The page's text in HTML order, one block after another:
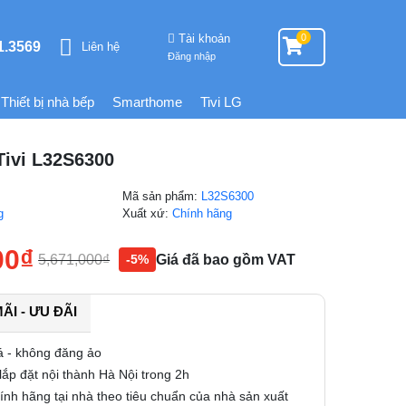
Liên hệ
Tài khoản
Đăng nhập
0
Thiết bị nhà bếp Smarthome Tivi LG
L32S6300
Mã sản phẩm:
L32S6300
Xuất xứ:Chính hãng
₫ 5,671,000₫ -5% Giá đã bao gồm VAT
- ƯU ĐÃI
- không đăng ảo
đặt nội thành Hà Nội trong 2h
hãng tại nhà theo tiêu chuẩn của nhà sản xuất